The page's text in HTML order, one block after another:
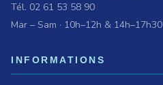
Tél. 02 61 53 58 90
Mar – Sam · 10h–12h & 14h–17h30
INFORMATIONS